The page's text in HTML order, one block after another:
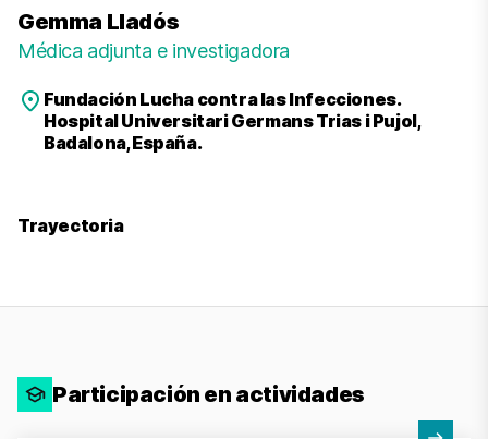
Gemma Lladós
Médica adjunta e investigadora
Fundación Lucha contra las Infecciones.
Hospital Universitari Germans Trias i Pujol,
Badalona, España.
Trayectoria
Participación en actividades